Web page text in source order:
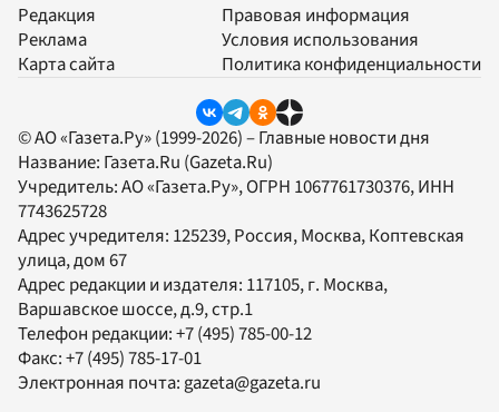
Редакция
Реклама
Карта сайта
Правовая информация
Условия использования
Политика конфиденциальности
© АО «Газета.Ру» (1999-2026) – Главные новости дня
Название: Газета.Ru (Gazeta.Ru)
Учредитель:АО «Газета.Ру», ОГРН 1067761730376, ИНН
7743625728
Адрес учредителя: 125239, Россия, Москва, Коптевская
улица, дом 67
Адрес редакции и издателя: 117105, г. Москва,
Варшавское шоссе, д.9, стр.1
Телефон редакции:+7 (495) 785-00-12
Факс:+7 (495) 785-17-01
Электронная почта: gazeta@gazeta.ru